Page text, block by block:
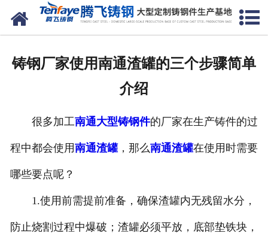
网站首页
联系我们
铸钢厂家使用南通渣罐的三个步骤简单
介绍
很多加工南通大型铸钢件的厂家在生产铸件的过
程中都会使用南通渣罐，那么南通渣罐在使用时需要
哪些要点呢？
1.使用前需提前准备，确保渣罐内无残留水分，
防止烧割过程中爆破；渣罐必须平放，底部垫铁块，